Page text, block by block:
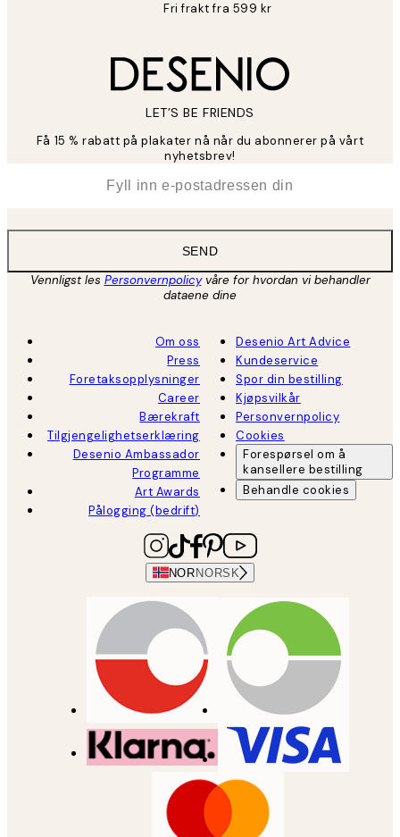
Fri frakt fra 599 kr
LET’S BE FRIENDS
Få 15 % rabatt på plakater nå når du abonnerer på vårt
nyhetsbrev!
SEND
Vennligst les Personvernpolicyvåre for hvordan vi behandler
dataene dine
Om oss
Press
Foretaksopplysninger
Career
Bærekraft
Tilgjengelighetserklæring
Desenio Ambassador
Programme
Art Awards
Pålogging (bedrift)
Desenio Art Advice
Kundeservice
Spor din bestilling
Kjøpsvilkår
Personvernpolicy
Cookies
Forespørsel om å
kansellere bestilling
Behandle cookies
NORNORSK